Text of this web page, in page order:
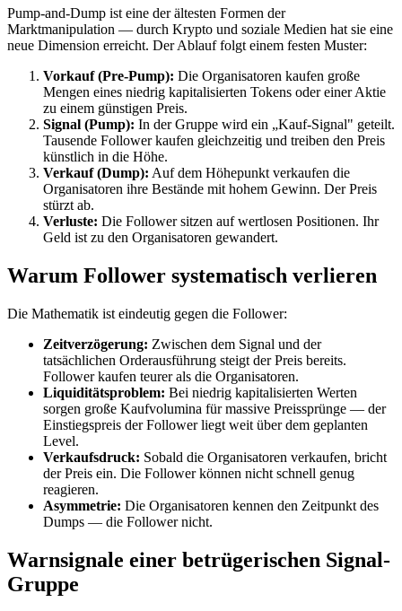
Pump-and-Dump ist eine der ältesten Formen der
Marktmanipulation — durch Krypto und soziale Medien hat sie eine
neue Dimension erreicht. Der Ablauf folgt einem festen Muster:
Vorkauf (Pre-Pump): Die Organisatoren kaufen große
Mengen eines niedrig kapitalisierten Tokens oder einer Aktie
zu einem günstigen Preis.
Signal (Pump): In der Gruppe wird ein „Kauf-Signal" geteilt.
Tausende Follower kaufen gleichzeitig und treiben den Preis
künstlich in die Höhe.
Verkauf (Dump): Auf dem Höhepunkt verkaufen die
Organisatoren ihre Bestände mit hohem Gewinn. Der Preis
stürzt ab.
Verluste: Die Follower sitzen auf wertlosen Positionen. Ihr
Geld ist zu den Organisatoren gewandert.
Warum Follower systematisch verlieren
Die Mathematik ist eindeutig gegen die Follower:
Zeitverzögerung: Zwischen dem Signal und der
tatsächlichen Orderausführung steigt der Preis bereits.
Follower kaufen teurer als die Organisatoren.
Liquiditätsproblem: Bei niedrig kapitalisierten Werten
sorgen große Kaufvolumina für massive Preissprünge — der
Einstiegspreis der Follower liegt weit über dem geplanten
Level.
Verkaufsdruck: Sobald die Organisatoren verkaufen, bricht
der Preis ein. Die Follower können nicht schnell genug
reagieren.
Asymmetrie: Die Organisatoren kennen den Zeitpunkt des
Dumps — die Follower nicht.
Warnsignale einer betrügerischen Signal-
Gruppe